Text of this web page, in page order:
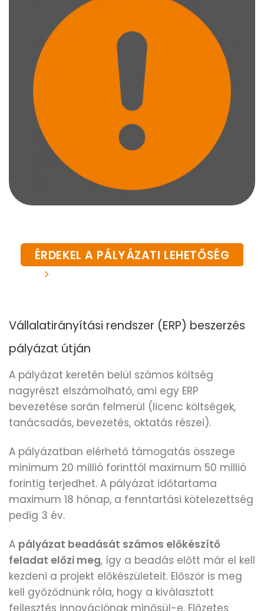
ÉRDEKEL A PÁLYÁZATI LEHETŐSÉG
Vállalatirányítási rendszer (ERP) beszerzés
pályázat útján
A pályázat keretén belül számos költség
nagyrészt elszámolható, ami egy ERP
bevezetése során felmerül (licenc költségek,
tanácsadás, bevezetés, oktatás részei).
A pályázatban elérhető támogatás összege
minimum 20 millió forinttól maximum 50 millió
forintig terjedhet. A pályázat időtartama
maximum 18 hónap, a fenntartási kötelezettség
pedig 3 év.
A pályázat beadását számos előkészítő
feladat előzi meg, így a beadás előtt már el kell
kezdeni a projekt előkészületeit. Először is meg
kell győződnünk róla, hogy a kiválasztott
fejlesztés innovációnak minősül-e. Előzetes